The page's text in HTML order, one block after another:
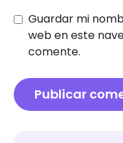
Guardar mi
web en este
comente.